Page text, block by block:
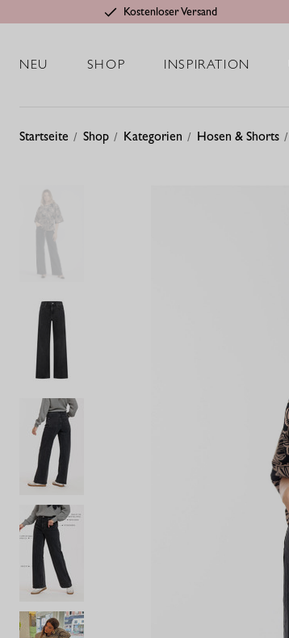
Kostenloser Versand
NEU SHOP INSPIRATION
Startseite Shop Kategorien Hosen & Shorts